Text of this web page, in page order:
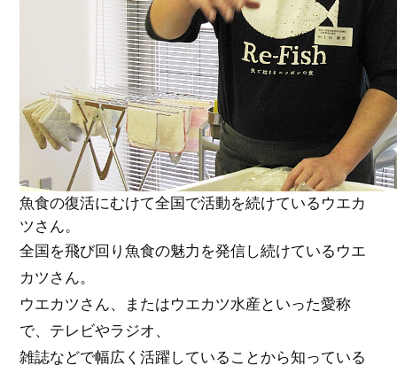
魚食の復活にむけて全国で活動を続けているウエカ
ツさん。
全国を飛び回り魚食の魅力を発信し続けているウエ
カツさん。
ウエカツさん、またはウエカツ水産といった愛称
で、テレビやラジオ、
雑誌などで幅広く活躍していることから知っている